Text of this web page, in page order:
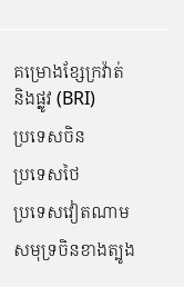
គម្រោងខ្សែក្រវ៉ាត់
និងផ្លូវ (BRI)
ប្រទេសចិន
ប្រទេសថៃ
ប្រទេសវៀតណាម
សមុទ្រចិនខាងត្បូង